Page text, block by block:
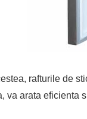
rafturile de
va arata eficienta